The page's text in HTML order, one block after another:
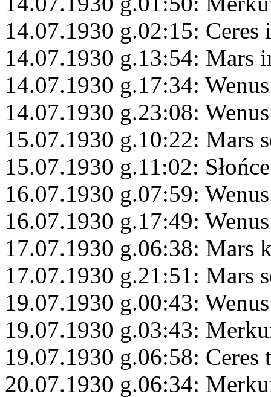
14.07.1930 g.02:15: Ceres
14.07.1930 g.13:54: Mars
14.07.1930 g.17:34:
14.07.1930 g.23:08:
15.07.1930 g.10:22: Mars
15.07.1930 g.11:02:
16.07.1930 g.07:59:
16.07.1930 g.17:49:
17.07.1930 g.06:38: Mars
17.07.1930 g.21:51: Mars
19.07.1930 g.00:43:
19.07.1930 g.03:43:
19.07.1930 g.06:58: Ceres
20.07.1930 g.06:34: